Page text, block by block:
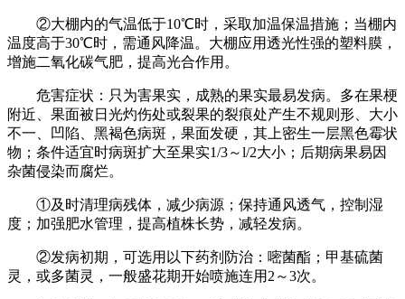
②大棚内的气温低于10℃时，采取加温保温措施；当棚内
温度高于30℃时，需通风降温。大棚应用透光性强的塑料膜，
增施二氧化碳气肥，提高光合作用。
危害症状：只为害果实，成熟的果实最易发病。多在果梗
附近、果面被日光灼伤处或裂果的裂痕处产生不规则形、大小
不一、凹陷、黑褐色病斑，果面发硬，其上密生一层黑色霉状
物；条件适宜时病斑扩大至果实1/3～l/2大小；后期病果易因
杂菌侵染而腐烂。
①及时清理病残体，减少病源；保持通风透气，控制湿
度；加强肥水管理，提高植株长势，减轻发病。
②发病初期，可选用以下药剂防治：嘧菌酯；甲基硫菌
灵，或多菌灵，一般盛花期开始喷施连用2～3次。